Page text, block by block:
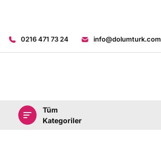
0216 471 73 24 info@dolumturk.com
Tüm
Kategoriler